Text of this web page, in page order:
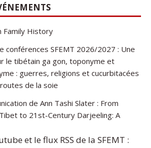
to 21st-Century Darjeeling: A
Family History
conférences SFEMT 2026/2027 : Une
le tibétain ga gon, toponyme et
: guerres, religions et cucurbitacées
de la soie
de Ann Tashi Slater : From
to 21st-Century Darjeeling: A
Family History
et le flux RSS de la SFEMT :